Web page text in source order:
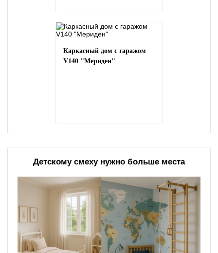
Каркасный дом с гаражом
V140 "Мериден"
Детскому смеху нужно больше места